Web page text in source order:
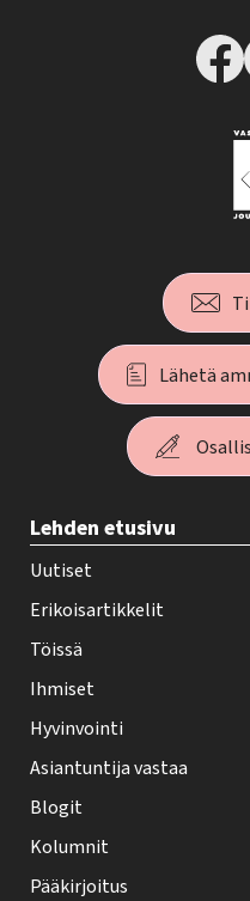
Lähetä
e
h
y
-
e
h
t
i
f
o
Lehden etusivu
Uutiset
Erikoisartikkelit
Töissä
Ihmiset
Hyvinvointi
Asiantuntija vastaa
Blogit
Kolumnit
Pääkirjoitus